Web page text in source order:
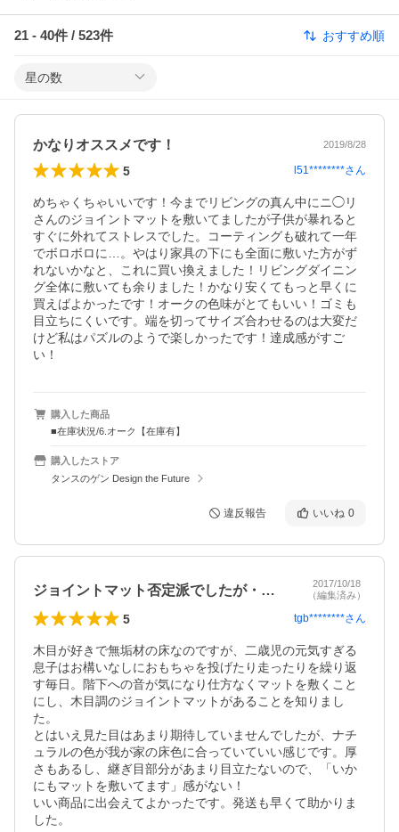
21 - 40件 / 523件 おすすめ順
星の数
かなりオススメです！ 2019/8/28
5 l51********さん
めちゃくちゃいいです！今までリビングの真ん中にニ◯リ
さんのジョイントマットを敷いてましたが子供が暴れると
すぐに外れてストレスでした。コーティングも破れて一年
でボロボロに…。やはり家具の下にも全面に敷いた方がず
れないかなと、これに買い換えました！リビングダイニン
グ全体に敷いても余りました！かなり安くてもっと早くに
買えばよかったです！オークの色味がとてもいい！ゴミも
目立ちにくいです。端を切ってサイズ合わせるのは大変だ
けど私はパズルのようで楽しかったです！達成感がすご
い！
購入した商品
■在庫状況/6.オーク【在庫有】
購入したストア
タンスのゲン Design the Future
違反報告 いいね 0
ジョイントマット否定派でしたが・・・
2017/10/18
（編集済み）
5 tgb********さん
木目が好きで無垢材の床なのですが、二歳児の元気すぎる
息子はお構いなしにおもちゃを投げたり走ったりを繰り返
す毎日。階下への音が気になり仕方なくマットを敷くこと
にし、木目調のジョイントマットがあることを知りまし
た。
とはいえ見た目はあまり期待していませんでしたが、ナチ
ュラルの色が我が家の床色に合っていていい感じです。厚
さもあるし、継ぎ目部分があまり目立たないので、「いか
にもマットを敷いてます」感がない！
いい商品に出会えてよかったです。発送も早くて助かりま
した。